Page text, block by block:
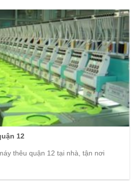
12
thêu quận 12 tại nhà, tận nơi